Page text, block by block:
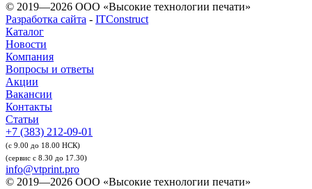
© 2019—2026 ООО «Высокие технологии печати»
Разработка сайта - ITConstruct
Каталог
Новости
Компания
Вопросы и ответы
Акции
Вакансии
Контакты
Статьи
+7 (383) 212-09-01
(с 9.00 до 18.00 НСК)
(сервис с 8.30 до 17.30)
info@vtprint.pro
© 2019—2026 ООО «Высокие технологии печати»